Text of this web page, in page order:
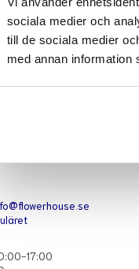
sociala medier och
till de sociala medier
med annan information
blommor.
17:00